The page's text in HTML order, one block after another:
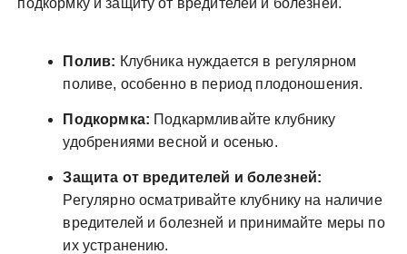
подкормку и защиту от вредителей и болезней.
Полив: Клубника нуждается в регулярном
поливе, особенно в период плодоношения.
Подкормка: Подкармливайте клубнику
удобрениями весной и осенью.
Защита от вредителей и болезней:
Регулярно осматривайте клубнику на наличие
вредителей и болезней и принимайте меры по
их устранению.